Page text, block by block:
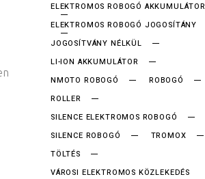
ELEKTROMOS ROBOGÓ AKKUMULÁTOR
ELEKTROMOS ROBOGÓ JOGOSÍTÁNY
JOGOSÍTVÁNY NÉLKÜL
LI-ION AKKUMULÁTOR
NMOTO ROBOGÓ
ROBOGÓ
ROLLER
SILENCE ELEKTROMOS ROBOGÓ
SILENCE ROBOGÓ
TROMOX
TÖLTÉS
VÁROSI ELEKTROMOS KÖZLEKEDÉS